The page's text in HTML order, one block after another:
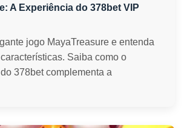
A Experiência do 378bet VIP
jogo MayaTreasure e entenda
Saiba como o
378bet complementa a